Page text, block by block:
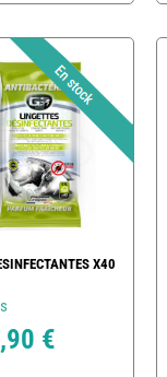
X40
€